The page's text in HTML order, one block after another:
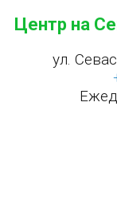
Центр на
ул.